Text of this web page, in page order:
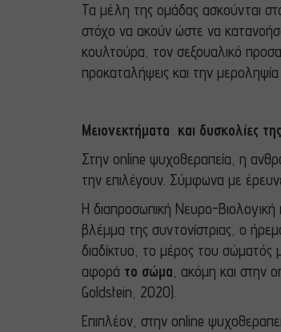
Τα μέλη της ομάδας ασκούνται
στόχο να ακούν ώστε να
κουλτούρα, τον σεξουαλικό
προκαταλήψεις και την
Μειονεκτήματα και δυσκολίες
Στην online ψυχοθεραπεία, η
την επιλέγουν. Σύμφωνα με
Η διαπροσωπική Νευρο-
βλέμμα της συντονίστριας, ο
διαδίκτυο, το μέρος του σώματός
αφορά το σώμα , ακόμη και στην
Goldstein, 2020).
Επιπλέον, στην online